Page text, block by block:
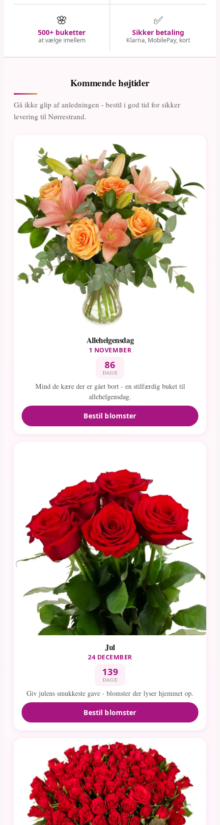
🌸
500+ buketter
at vælge imellem
✅
Sikker betaling
Klarna, MobilePay, kort
Kommende højtider
Gå ikke glip af anledningen - bestil i god tid for sikker
levering til Nørrestrand.
Allehelgensdag
1 NOVEMBER
86
DAGE
Mind de kære der er gået bort - en stilfærdig buket til
allehelgensdag.
Bestil blomster
Jul
24 DECEMBER
139
DAGE
Giv julens smukkeste gave - blomster der lyser hjemmet op.
Bestil blomster